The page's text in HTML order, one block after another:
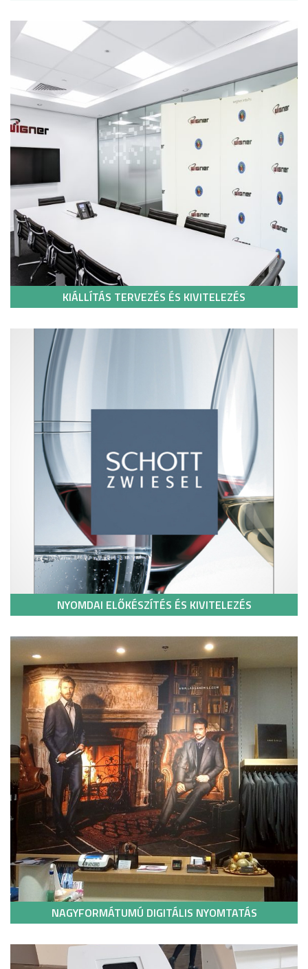
KIÁLLÍTÁS TERVEZÉS ÉS KIVITELEZÉS
NYOMDAI ELŐKÉSZÍTÉS ÉS KIVITELEZÉS
NAGYFORMÁTUMÚ DIGITÁLIS NYOMTATÁS